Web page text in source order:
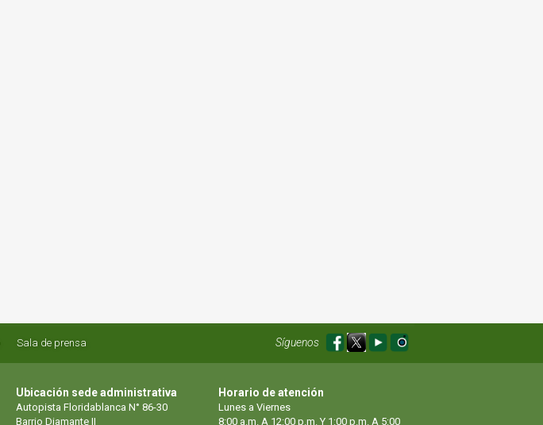
Sala de prensa Síguenos
Ubicación sede administrativa
Autopista Floridablanca N° 86-30
Barrio Diamante II
Horario de atención
Lunes a Viernes
8:00 a.m. A 12:00 p.m. Y 1:00 p.m. A 5:00